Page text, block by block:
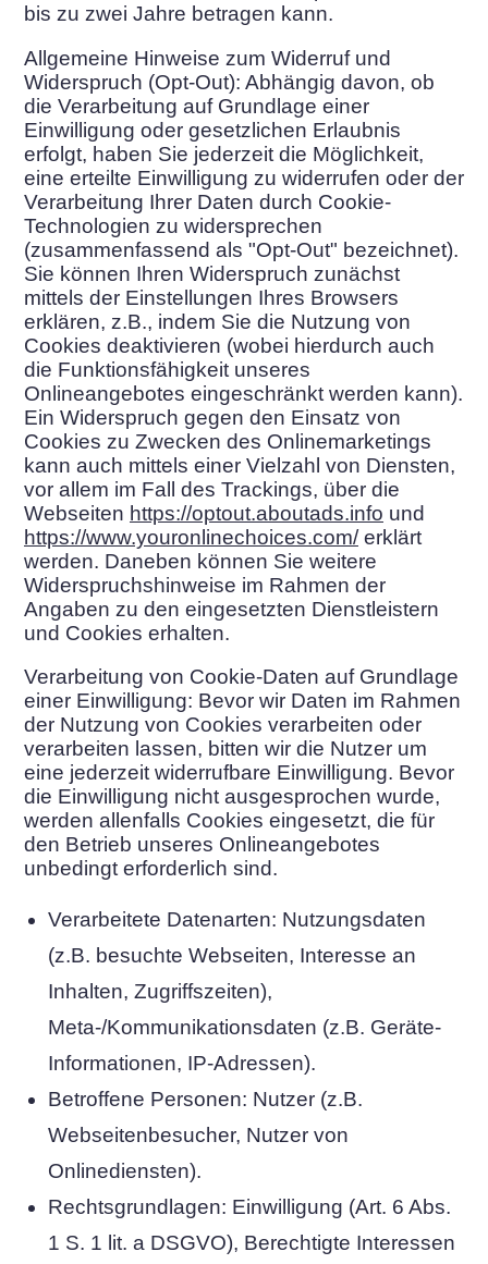
bis zu zwei Jahre betragen kann.
Allgemeine Hinweise zum Widerruf und
Widerspruch (Opt-Out): Abhängig davon, ob
die Verarbeitung auf Grundlage einer
Einwilligung oder gesetzlichen Erlaubnis
erfolgt, haben Sie jederzeit die Möglichkeit,
eine erteilte Einwilligung zu widerrufen oder der
Verarbeitung Ihrer Daten durch Cookie-
Technologien zu widersprechen
(zusammenfassend als "Opt-Out" bezeichnet).
Sie können Ihren Widerspruch zunächst
mittels der Einstellungen Ihres Browsers
erklären, z.B., indem Sie die Nutzung von
Cookies deaktivieren (wobei hierdurch auch
die Funktionsfähigkeit unseres
Onlineangebotes eingeschränkt werden kann).
Ein Widerspruch gegen den Einsatz von
Cookies zu Zwecken des Onlinemarketings
kann auch mittels einer Vielzahl von Diensten,
vor allem im Fall des Trackings, über die
Webseiten https://optout.aboutads.info und
https://www.youronlinechoices.com/erklärt
werden. Daneben können Sie weitere
Widerspruchshinweise im Rahmen der
Angaben zu den eingesetzten Dienstleistern
und Cookies erhalten.
Verarbeitung von Cookie-Daten auf Grundlage
einer Einwilligung: Bevor wir Daten im Rahmen
der Nutzung von Cookies verarbeiten oder
verarbeiten lassen, bitten wir die Nutzer um
eine jederzeit widerrufbare Einwilligung. Bevor
die Einwilligung nicht ausgesprochen wurde,
werden allenfalls Cookies eingesetzt, die für
den Betrieb unseres Onlineangebotes
unbedingt erforderlich sind.
Verarbeitete Datenarten: Nutzungsdaten
(z.B. besuchte Webseiten, Interesse an
Inhalten, Zugriffszeiten),
Meta-/Kommunikationsdaten (z.B. Geräte-
Informationen, IP-Adressen).
Betroffene Personen: Nutzer (z.B.
Webseitenbesucher, Nutzer von
Onlinediensten).
Rechtsgrundlagen: Einwilligung (Art. 6 Abs.
1 S. 1 lit. a DSGVO), Berechtigte Interessen